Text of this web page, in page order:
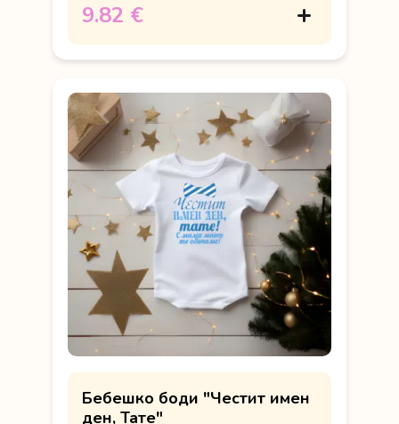
9.82 €
Бебешко боди "Честит имен
ден, Тате"